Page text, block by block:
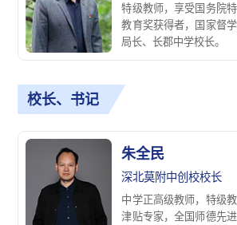
特级教师，享受国务院
教育奖获得者，国家督
局长、长郡中学校长。
校长、书记
朱全民
深北莫附中创校校长
中学正高级教师，特级
津贴专家，全国师德先